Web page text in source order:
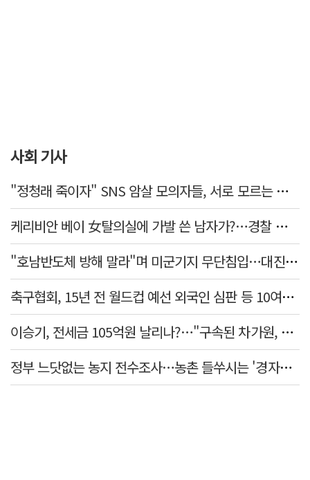
사회 기사
"정청래 죽이자" SNS 암살 모의자들, 서로 모르는 사이였다…檢송치
케리비안 베이 女탈의실에 가발 쓴 남자가?…경찰 추적 중
"호남반도체 방해 말라"며 미군기지 무단침입…대진연 회원 3명 '구속'
축구협회, 15년 전 월드컵 예선 외국인 심판 등 10여명에 '성 접대'
이승기, 전세금 105억원 날리나?…"구속된 차가원, 형사 범죄 영역"
정부 느닷없는 농지 전수조사…농촌 들쑤시는 '경자유전'의 칼날